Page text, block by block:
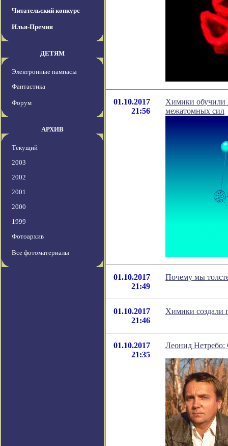
Читательский конкурс
Илья-Премия
ДЕТЯМ
Электронные пампасы
Фантастика
Форум
АРХИВ
Текущий
2003
2002
2001
2000
1999
Фотоархив
Все фотоматериалы
01.10.2017
21:56
Химики обучили
межатомных сил
01.10.2017
21:49
Почему мы
01.10.2017
21:46
Химики создали
01.10.2017
21:35
Леонид Нетребо: